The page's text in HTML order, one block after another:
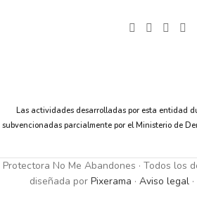
Las actividades desarrolladas por esta entidad
subvencionadas parcialmente por el Ministerio de
Protectora No Me Abandones · Todos los
diseñada por Pixerama · Aviso legal ·